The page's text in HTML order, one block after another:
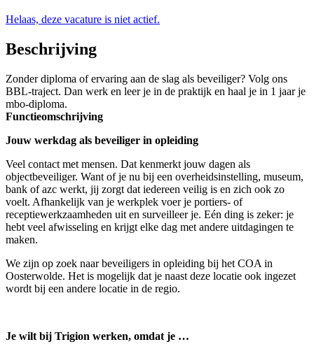
Helaas, deze vacature is niet actief.
Beschrijving
Zonder diploma of ervaring aan de slag als beveiliger? Volg ons
BBL-traject. Dan werk en leer je in de praktijk en haal je in 1 jaar je
mbo-diploma.
Functieomschrijving
Jouw werkdag als beveiliger in opleiding
Veel contact met mensen. Dat kenmerkt jouw dagen als
objectbeveiliger. Want of je nu bij een overheidsinstelling, museum,
bank of azc werkt, jij zorgt dat iedereen veilig is en zich ook zo
voelt. Afhankelijk van je werkplek voer je portiers- of
receptiewerkzaamheden uit en surveilleer je. Eén ding is zeker: je
hebt veel afwisseling en krijgt elke dag met andere uitdagingen te
maken.
We zijn op zoek naar beveiligers in opleiding bij het COA in
Oosterwolde. Het is mogelijk dat je naast deze locatie ook ingezet
wordt bij een andere locatie in de regio.
Je wilt bij Trigion werken, omdat je …